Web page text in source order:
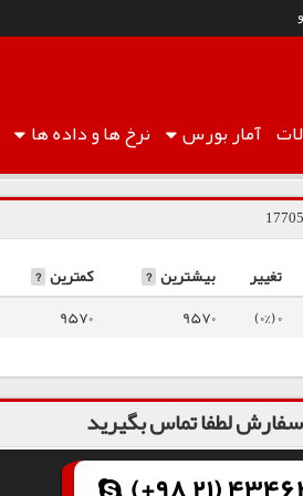
آماربورس نرخ هاو داده ها
تغییر بیشترین ? کمترین ?
0 (0%)
9570
9570
لطفا تماس بگیرید